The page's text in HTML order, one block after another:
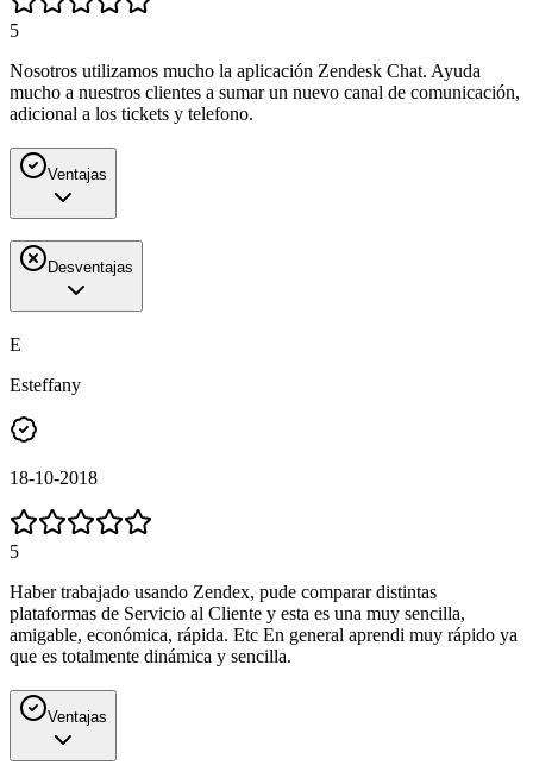
5
Nosotros utilizamos mucho la aplicación Zendesk Chat. Ayuda
mucho a nuestros clientes a sumar un nuevo canal de comunicación,
adicional a los tickets y telefono.
Ventajas
Desventajas
E
Esteffany
18-10-2018
5
Haber trabajado usando Zendex, pude comparar distintas
plataformas de Servicio al Cliente y esta es una muy sencilla,
amigable, económica, rápida. Etc En general aprendi muy rápido ya
que es totalmente dinámica y sencilla.
Ventajas